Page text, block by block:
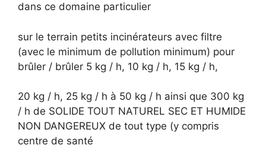
dans ce domaine particulier
sur le terrain petits incinérateurs avec filtre
(avec le minimum de pollution minimum) pour
brûler / brûler 5 kg / h, 10 kg / h, 15 kg / h,
20 kg / h, 25 kg / h à 50 kg / h ainsi que 300 kg
/ h de SOLIDE TOUT NATUREL SEC ET HUMIDE
NON DANGEREUX de tout type (y compris
centre de santé